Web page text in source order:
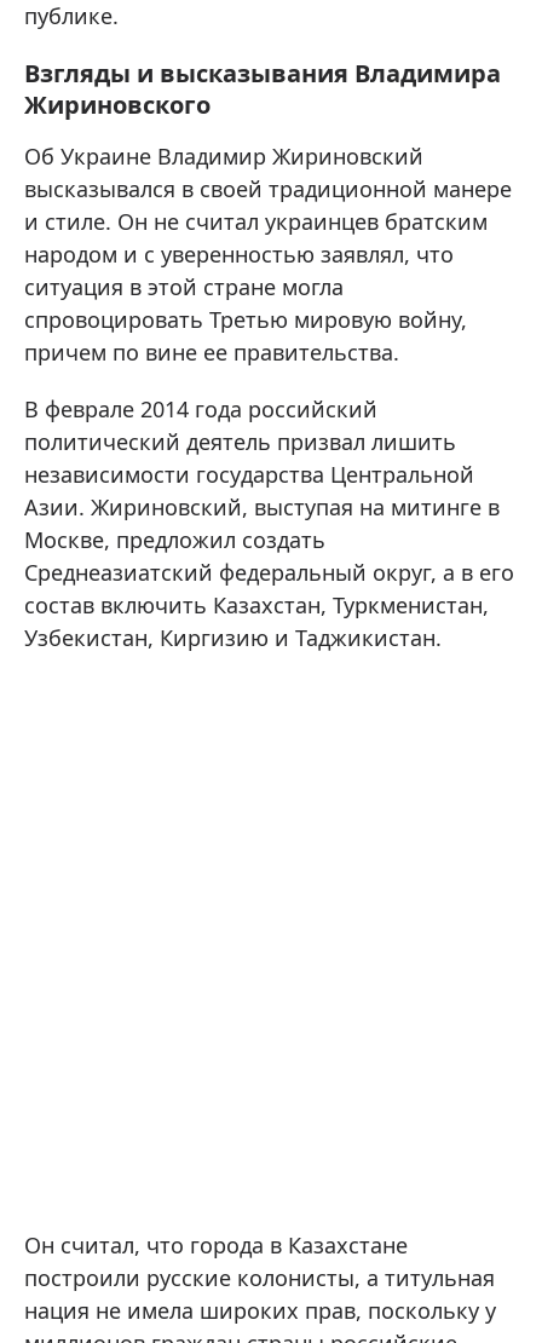
публике.
Взгляды и высказывания Владимира
Жириновского
Об Украине Владимир Жириновский
высказывался в своей традиционной манере
и стиле. Он не считал украинцев братским
народом и с уверенностью заявлял, что
ситуация в этой стране могла
спровоцировать Третью мировую войну,
причем по вине ее правительства.
В феврале 2014 года российский
политический деятель призвал лишить
независимости государства Центральной
Азии. Жириновский, выступая на митинге в
Москве, предложил создать
Среднеазиатский федеральный округ, а в его
состав включить Казахстан, Туркменистан,
Узбекистан, Киргизию и Таджикистан.
Он считал, что города в Казахстане
построили русские колонисты, а титульная
нация не имела широких прав, поскольку у